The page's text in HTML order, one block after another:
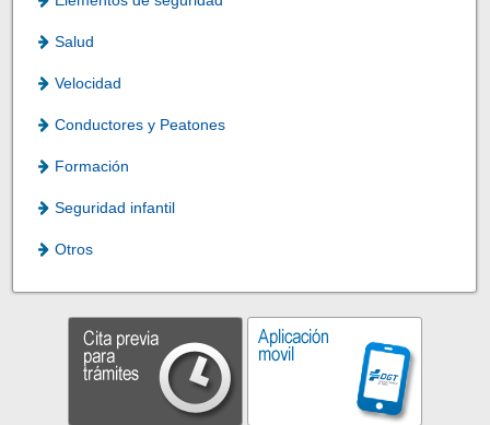
Salud
Velocidad
Conductores y Peatones
Formación
Seguridad infantil
Otros